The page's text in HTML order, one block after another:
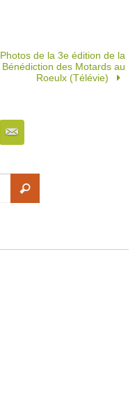
Photos de la 3e édition de la
Bénédiction des Motards au
Roeulx (Télévie)